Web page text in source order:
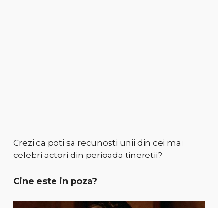
Crezi ca poti sa recunosti unii din cei mai
celebri actori din perioada tineretii?
Cine este in poza?